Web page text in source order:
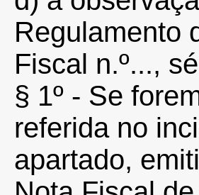
Regulamento
Fiscal n.º...,
§ 1º - Se
referida no
apartado,